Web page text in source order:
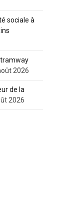
sociale à
tramway
2026
de la
2026